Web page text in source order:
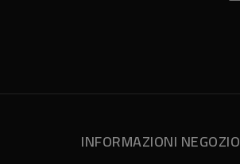
INFORMAZIONI NEGOZIO